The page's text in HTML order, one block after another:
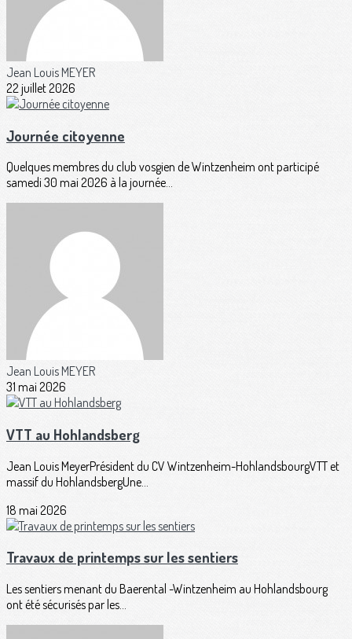
Jean Louis MEYER
22 juillet 2026
Journée citoyenne
Quelques membres du club vosgien de Wintzenheim ont participé
samedi 30 mai 2026 à la journée...
Jean Louis MEYER
31 mai 2026
VTT au Hohlandsberg
Jean Louis MeyerPrésident du CV Wintzenheim-HohlandsbourgVTT et
massif du HohlandsbergUne...
18 mai 2026
Travaux de printemps sur les sentiers
Les sentiers menant du Baerental -Wintzenheim au Hohlandsbourg
ont été sécurisés par les...